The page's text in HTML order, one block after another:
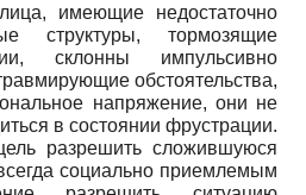
имеющие недостаточно
структуры, тормозящие
склонны импульсивно
обстоятельства,
напряжение, они не
в состоянии фрустрации.
разрешить сложившуюся
социально приемлемым